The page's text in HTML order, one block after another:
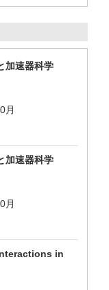
加速器科学
月
加速器科学
月
in